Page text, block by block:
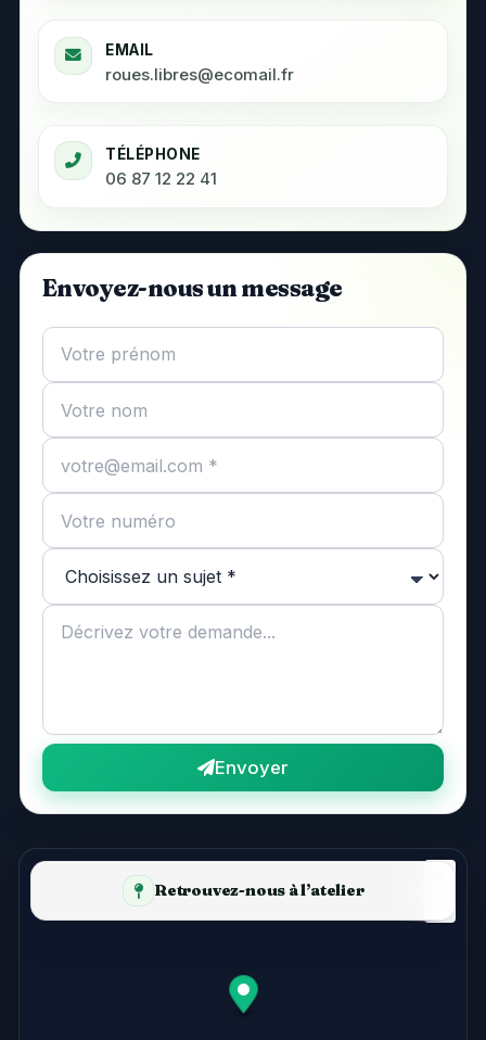
EMAIL
roues.libres@ecomail.fr
TÉLÉPHONE
06 87 12 22 41
Envoyez-nous un message
Envoyer
Retrouvez-nous à l’atelier